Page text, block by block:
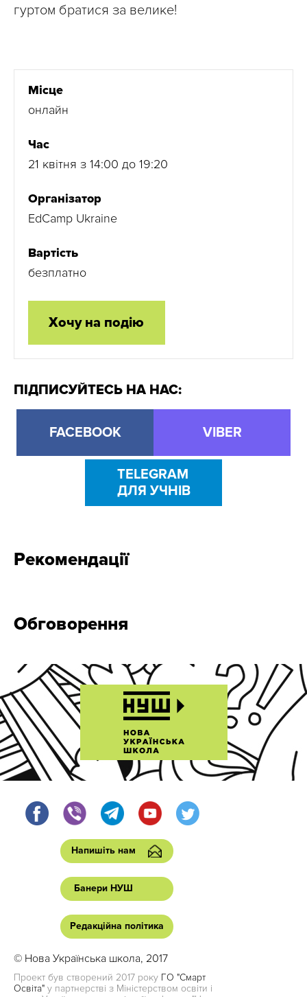
гуртом братися за велике!
Місце
онлайн
Час
21 квітня з 14:00 до 19:20
Організатор
EdCamp Ukraine
Вартість
безплатно
Хочу на подію
ПІДПИСУЙТЕСЬ НА НАС:
FACEBOOK VIBER
TELEGRAM
ДЛЯ УЧНІВ
Рекомендації
Обговорення
Напишіть нам
Банери НУШ
Редакційна політика
© Нова Українська школа, 2017
Проект був створений 2017 року ГО "Смарт
Освіта" у партнерстві з Міністерством освіти і